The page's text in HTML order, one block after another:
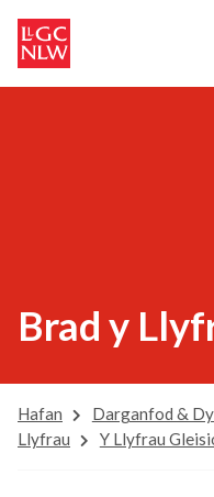
Brad y
Hafan Darganfod &
Llyfrau
Y Llyfrau